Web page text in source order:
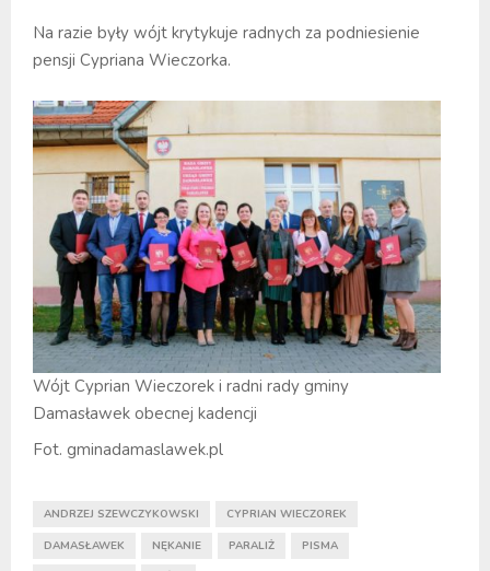
Na razie były wójt krytykuje radnych za podniesienie
pensji Cypriana Wieczorka.
Wójt Cyprian Wieczorek i radni rady gminy
Damasławek obecnej kadencji
Fot. gminadamaslawek.pl
ANDRZEJ SZEWCZYKOWSKI CYPRIAN WIECZOREK
DAMASŁAWEK NĘKANIE PARALIŻ PISMA